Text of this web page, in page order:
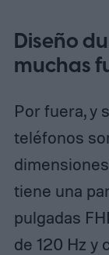
Diseño
muchas
Por fuera, y
teléfonos
tiene una
pulgadas
de 120 Hz y